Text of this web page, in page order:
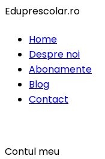
Eduprescolar.ro
Home
Despre noi
Abonamente
Blog
Contact
Contul meu